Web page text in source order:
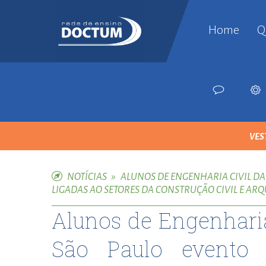
Home
NOTÍCIAS » ALUNOS DE ENGENHARIA CIVIL
LIGADAS AO SETORES DA CONSTRUÇÃO CIVIL E
25 DE ABRIL DE 2018 CATAGUASES
Alunos de
São Paulo